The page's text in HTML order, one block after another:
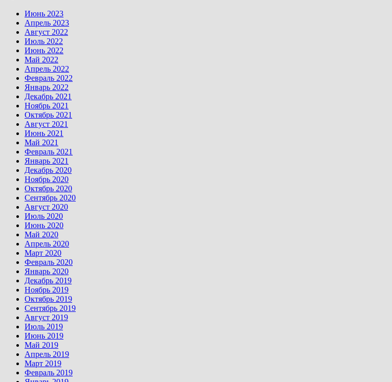
Июнь 2023
Апрель 2023
Август 2022
Июль 2022
Июнь 2022
Май 2022
Апрель 2022
Февраль 2022
Январь 2022
Декабрь 2021
Ноябрь 2021
Октябрь 2021
Август 2021
Июнь 2021
Май 2021
Февраль 2021
Январь 2021
Декабрь 2020
Ноябрь 2020
Октябрь 2020
Сентябрь 2020
Август 2020
Июль 2020
Июнь 2020
Май 2020
Апрель 2020
Март 2020
Февраль 2020
Январь 2020
Декабрь 2019
Ноябрь 2019
Октябрь 2019
Сентябрь 2019
Август 2019
Июль 2019
Июнь 2019
Май 2019
Апрель 2019
Март 2019
Февраль 2019